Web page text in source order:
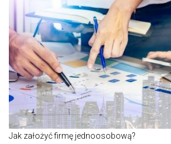
Jak założyć firmę jednoosobową?